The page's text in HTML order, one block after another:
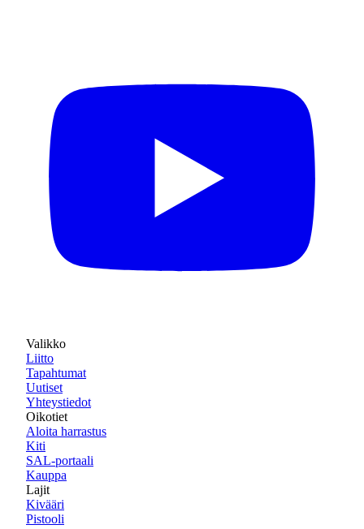
Valikko
Liitto
Tapahtumat
Uutiset
Yhteystiedot
Oikotiet
Aloita harrastus
Kiti
SAL-portaali
Kauppa
Lajit
Kivääri
Pistooli